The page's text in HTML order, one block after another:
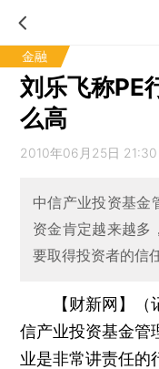
金融
刘乐飞称PE
么高
2010年06月25日 21:30
中信产业投资基金
资金肯定越来越多
要取得投资者的信
【财新网】
信产业投资基金管
业是非常讲责任的